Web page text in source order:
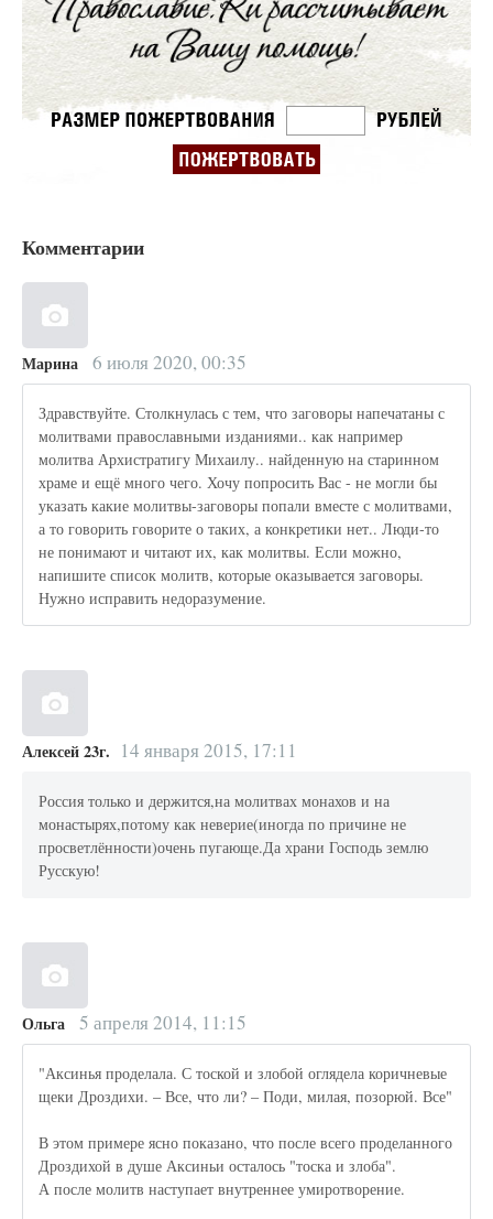
Комментарии
Марина 6 июля 2020, 00:35
Здравствуйте. Столкнулась с тем, что заговоры напечатаны с
молитвами православными изданиями.. как например
молитва Архистратигу Михаилу.. найденную на старинном
храме и ещё много чего. Хочу попросить Вас - не могли бы
указать какие молитвы-заговоры попали вместе с молитвами,
а то говорить говорите о таких, а конкретики нет.. Люди-то
не понимают и читают их, как молитвы. Если можно,
напишите список молитв, которые оказывается заговоры.
Нужно исправить недоразумение.
Алексей 23г. 14 января 2015, 17:11
Россия только и держится,на молитвах монахов и на
монастырях,потому как неверие(иногда по причине не
просветлённости)очень пугающе.Да храни Господь землю
Русскую!
Ольга 5 апреля 2014, 11:15
"Аксинья проделала. С тоской и злобой оглядела коричневые
щеки Дроздихи. – Все, что ли? – Поди, милая, позорюй. Все"
В этом примере ясно показано, что после всего проделанного
Дроздихой в душе Аксиньи осталось "тоска и злоба".
А после молитв наступает внутреннее умиротворение.